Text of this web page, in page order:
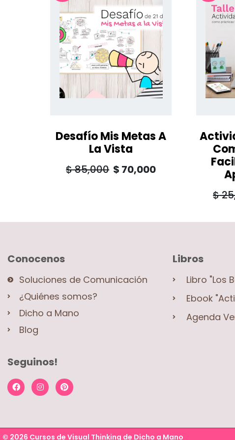
Desafío Mis Metas A
La Vista
$85,000 $ 70,000
$
Conocenos
Soluciones de Comunicación
¿Quiénes somos?
Dicho a Mano
Blog
Seguinos!
Libros
Libro "Los
Ebook
Agenda
© 2026 Cursos de Visual Thinking de Dicho a Mano